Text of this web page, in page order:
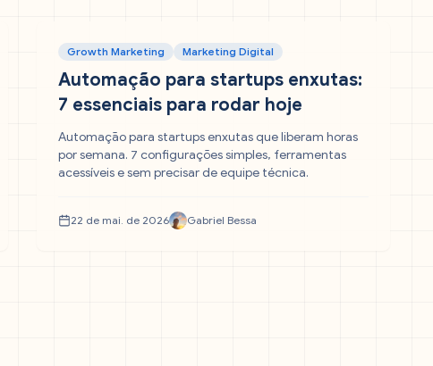
Growth Marketing Marketing Digital
Automação para startups enxutas:
7 essenciais para rodar hoje
Automação para startups enxutas que liberam horas
por semana. 7 configurações simples, ferramentas
acessíveis e sem precisar de equipe técnica.
22 de mai. de 2026 Gabriel Bessa